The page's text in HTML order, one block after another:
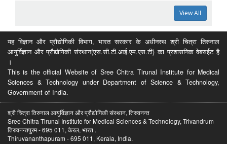
View All
यह विज्ञान और प्रौद्योगिकी विभाग, भारत सरकार के अधीनस्थ श्री चित्रा तिरुनाल
आयुर्विज्ञान और प्रौद्योगिकी संस्थान(एस.सी.टी.आई.एम.एस.टी) का प्रशासनिक वेबसईट है
।
This is the official Website of Sree Chitra Tirunal Institute for Medical
Sciences & Technology under Department of Science & Technology,
Government of India.
श्री चित्रा तिरुनाल आयुर्विज्ञान और प्रौद्योगिकी संस्थान, तिरुवनन्त
Sree Chitra Tirunal Institute for Medical Sciences & Technology, Trivandrum
तिरुवनन्तपुरम - 695 011, केरल, भारत .
Thiruvananthapuram - 695 011, Kerala, India.